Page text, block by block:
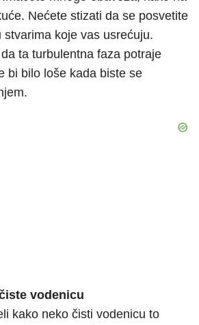
Nećete stizati da se posvetite
koje vas usrećuju.
ta turbulentna faza potraje
bi bilo loše kada biste se
vodenicu
kako neko čisti vodenicu to